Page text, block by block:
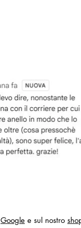
Google e sul nostro